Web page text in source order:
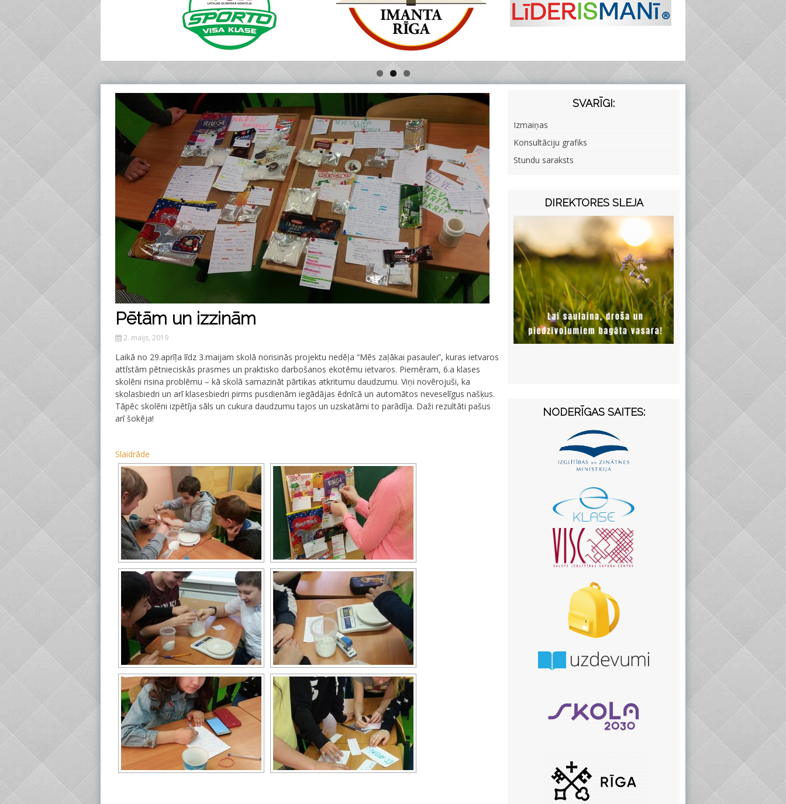
Pētām un izzinām
2. maijs, 2019
Laikā no 29.aprīļa līdz 3.maijam skolā norisinās projektu nedēļa “Mēs zaļākai pasaulei”, kuras ietvaros
attīstām pētnieciskās prasmes un praktisko darbošanos ekotēmu ietvaros. Piemēram, 6.a klases
skolēni risina problēmu – kā skolā samazināt pārtikas atkritumu daudzumu. Viņi novērojuši, ka
skolasbiedri un arī klasesbiedri pirms pusdienām iegādājas ēdnīcā un automātos neveselīgus našķus.
Tāpēc skolēni izpētīja sāls un cukura daudzumu tajos un uzskatāmi to parādīja. Daži rezultāti pašus
arī šokēja!
Slaidrāde
SVARĪGI:
Izmaiņas
Konsultāciju grafiks
Stundu saraksts
DIREKTORES SLEJA
NODERĪGAS SAITES: